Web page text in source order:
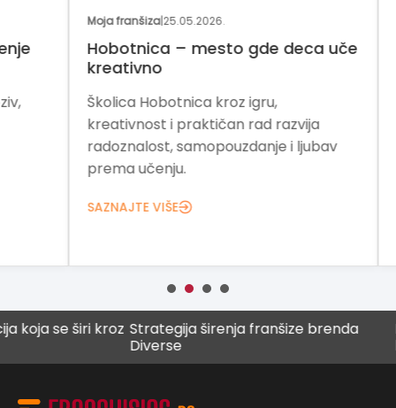
Moja franšiza|25.05.2026.
Hobotnica – mesto gde deca uče
kreativno
Školica Hobotnica kroz igru,
kreativnost i praktičan rad razvija
radoznalost, samopouzdanje i ljubav
prema učenju.
SAZNAJTE VIŠE
se širi kroz Strategija širenja franšize brenda
Diverse